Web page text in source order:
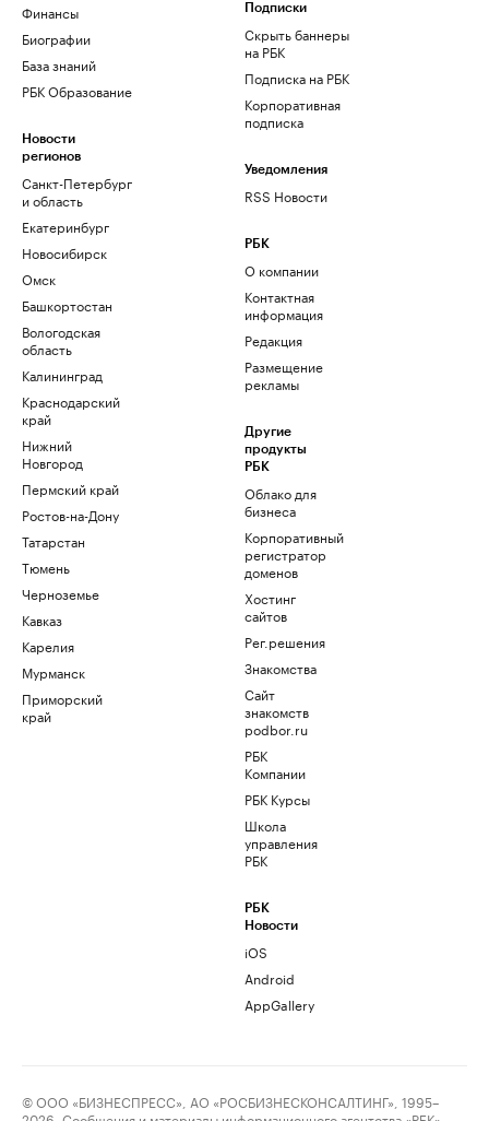
Финансы
Биографии
База знаний
РБК Образование
Новости
регионов
Санкт-Петербург
и область
Екатеринбург
Новосибирск
Омск
Башкортостан
Вологодская
область
Калининград
Краснодарский
край
Нижний
Новгород
Пермский край
Ростов-на-Дону
Татарстан
Тюмень
Черноземье
Кавказ
Карелия
Мурманск
Приморский
край
Подписки
Скрыть баннеры
на РБК
Подписка на РБК
Корпоративная
подписка
Уведомления
RSS Новости
РБК
О компании
Контактная
информация
Редакция
Размещение
рекламы
Другие
продукты
РБК
Облако для
бизнеса
Корпоративный
регистратор
доменов
Хостинг
сайтов
Рег.решения
Знакомства
Сайт
знакомств
podbor.ru
РБК
Компании
РБК Курсы
Школа
управления
РБК
РБК
Новости
iOS
Android
AppGallery
© ООО «БИЗНЕСПРЕСС», АО «РОСБИЗНЕСКОНСАЛТИНГ», 1995–